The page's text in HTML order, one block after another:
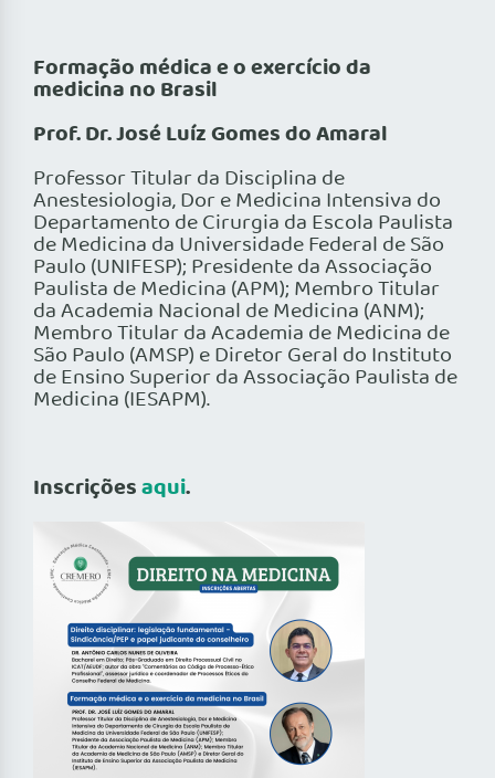
Formação médica e o exercício da
medicina no Brasil
Prof. Dr. José Luíz Gomes do Amaral
Professor Titular da Disciplina de
Anestesiologia, Dor e Medicina Intensiva do
Departamento de Cirurgia da Escola Paulista
de Medicina da Universidade Federal de São
Paulo (UNIFESP); Presidente da Associação
Paulista de Medicina (APM); Membro Titular
da Academia Nacional de Medicina (ANM);
Membro Titular da Academia de Medicina de
São Paulo (AMSP) e Diretor Geral do Instituto
de Ensino Superior da Associação Paulista de
Medicina (IESAPM).
Inscriçõesaqui.